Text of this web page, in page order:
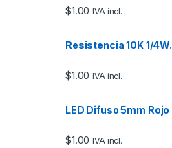
$1.00 IVA incl.
Resistencia 10K 1/4W.
$1.00 IVA incl.
LED Difuso 5mm Rojo
$1.00 IVA incl.